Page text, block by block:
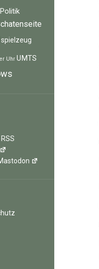
Politik
spielzeug
Uhr UMTS